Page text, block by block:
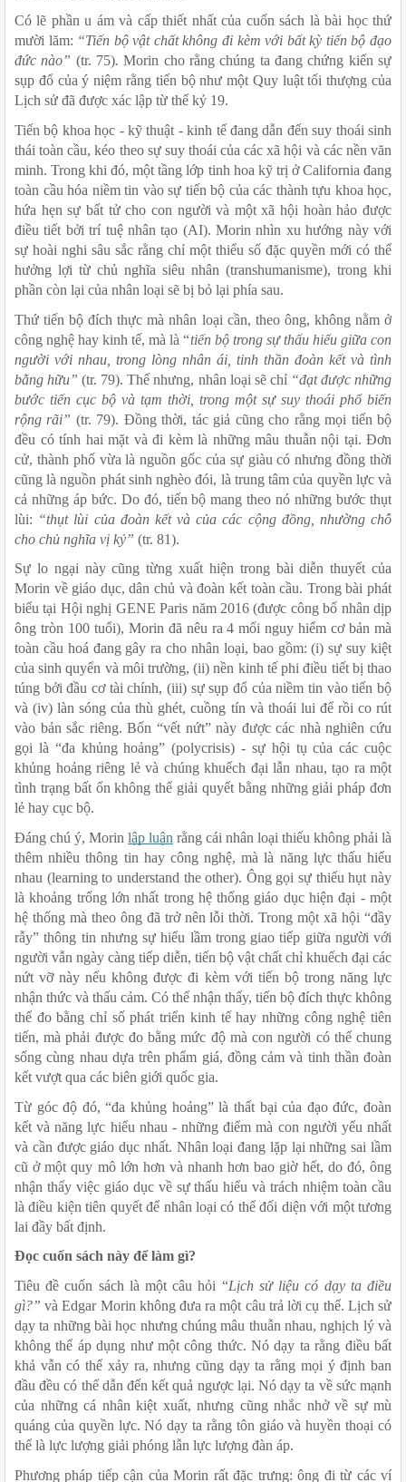
Có lẽ phần u ám và cấp thiết nhất của cuốn sách là bài học thứ
mười lăm: “Tiến bộ vật chất không đi kèm với bất kỳ tiến bộ đạo
đức nào” (tr. 75). Morin cho rằng chúng ta đang chứng kiến sự
sụp đổ của ý niệm rằng tiến bộ như một Quy luật tối thượng của
Lịch sử đã được xác lập từ thế kỷ 19.
Tiến bộ khoa học - kỹ thuật - kinh tế đang dẫn đến suy thoái sinh
thái toàn cầu, kéo theo sự suy thoái của các xã hội và các nền văn
minh. Trong khi đó, một tầng lớp tinh hoa kỹ trị ở California đang
toàn cầu hóa niềm tin vào sự tiến bộ của các thành tựu khoa học,
hứa hẹn sự bất tử cho con người và một xã hội hoàn hảo được
điều tiết bởi trí tuệ nhân tạo (AI). Morin nhìn xu hướng này với
sự hoài nghi sâu sắc rằng chỉ một thiểu số đặc quyền mới có thể
hưởng lợi từ chủ nghĩa siêu nhân (transhumanisme), trong khi
phần còn lại của nhân loại sẽ bị bỏ lại phía sau.
Thứ tiến bộ đích thực mà nhân loại cần, theo ông, không nằm ở
công nghệ hay kinh tế, mà là “tiến bộ trong sự thấu hiểu giữa con
người với nhau, trong lòng nhân ái, tinh thần đoàn kết và tình
bằng hữu” (tr. 79). Thế nhưng, nhân loại sẽ chỉ “đạt được những
bước tiến cục bộ và tạm thời, trong một sự suy thoái phổ biến
rộng rãi” (tr. 79). Đồng thời, tác giả cũng cho rằng mọi tiến bộ
đều có tính hai mặt và đi kèm là những mâu thuẫn nội tại. Đơn
cử, thành phố vừa là nguồn gốc của sự giàu có nhưng đồng thời
cũng là nguồn phát sinh nghèo đói, là trung tâm của quyền lực và
cả những áp bức. Do đó, tiến bộ mang theo nó những bước thụt
lùi: “thụt lùi của đoàn kết và của các cộng đồng, nhường chỗ
cho chủ nghĩa vị kỷ” (tr. 81).
Sự lo ngại này cũng từng xuất hiện trong bài diễn thuyết của
Morin về giáo dục, dân chủ và đoàn kết toàn cầu. Trong bài phát
biểu tại Hội nghị GENE Paris năm 2016 (được công bố nhân dịp
ông tròn 100 tuổi), Morin đã nêu ra 4 mối nguy hiểm cơ bản mà
toàn cầu hoá đang gây ra cho nhân loại, bao gồm: (i) sự suy kiệt
của sinh quyển và môi trường, (ii) nền kinh tế phi điều tiết bị thao
túng bởi đầu cơ tài chính, (iii) sự sụp đổ của niềm tin vào tiến bộ
và (iv) làn sóng của thù ghét, cuồng tín và thoái lui để rồi co rút
vào bản sắc riêng. Bốn “vết nứt” này được các nhà nghiên cứu
gọi là “đa khủng hoảng” (polycrisis) - sự hội tụ của các cuộc
khủng hoảng riêng lẻ và chúng khuếch đại lẫn nhau, tạo ra một
tình trạng bất ổn không thể giải quyết bằng những giải pháp đơn
lẻ hay cục bộ.
Đáng chú ý, Morin lập luận rằng cái nhân loại thiếu không phải là
thêm nhiều thông tin hay công nghệ, mà là năng lực thấu hiểu
nhau (learning to understand the other). Ông gọi sự thiếu hụt này
là khoảng trống lớn nhất trong hệ thống giáo dục hiện đại - một
hệ thống mà theo ông đã trở nên lỗi thời. Trong một xã hội “đầy
rẫy” thông tin nhưng sự hiểu lầm trong giao tiếp giữa người với
người vẫn ngày càng tiếp diễn, tiến bộ vật chất chỉ khuếch đại các
nứt vỡ này nếu không được đi kèm với tiến bộ trong năng lực
nhận thức và thấu cảm. Có thể nhận thấy, tiến bộ đích thực không
thể đo bằng chỉ số phát triển kinh tế hay những công nghệ tiên
tiến, mà phải được đo bằng mức độ mà con người có thể chung
sống cùng nhau dựa trên phẩm giá, đồng cảm và tinh thần đoàn
kết vượt qua các biên giới quốc gia.
Từ góc độ đó, “đa khủng hoảng” là thất bại của đạo đức, đoàn
kết và năng lực hiểu nhau - những điểm mà con người yếu nhất
và cần được giáo dục nhất. Nhân loại đang lặp lại những sai lầm
cũ ở một quy mô lớn hơn và nhanh hơn bao giờ hết, do đó, ông
nhận thấy việc giáo dục về sự thấu hiểu và trách nhiệm toàn cầu
là điều kiện tiên quyết để nhân loại có thể đối diện với một tương
lai đầy bất định.
Đọc cuốn sách này để làm gì?
Tiêu đề cuốn sách là một câu hỏi “Lịch sử liệu có dạy ta điều
gì?” và Edgar Morin không đưa ra một câu trả lời cụ thể. Lịch sử
dạy ta những bài học nhưng chúng mâu thuẫn nhau, nghịch lý và
không thể áp dụng như một công thức. Nó dạy ta rằng điều bất
khả vẫn có thể xảy ra, nhưng cũng dạy ta rằng mọi ý định ban
đầu đều có thể dẫn đến kết quả ngược lại. Nó dạy ta về sức mạnh
của những cá nhân kiệt xuất, nhưng cũng nhắc nhở về sự mù
quáng của quyền lực. Nó dạy ta rằng tôn giáo và huyền thoại có
thể là lực lượng giải phóng lẫn lực lượng đàn áp.
Phương pháp tiếp cận của Morin rất đặc trưng: ông đi từ các ví